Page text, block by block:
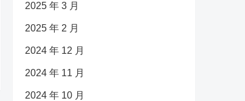
2025 年 3 月
2025 年 2 月
2024 年 12 月
2024 年 11 月
2024 年 10 月